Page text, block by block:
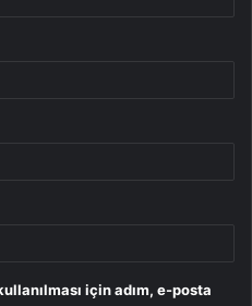
için adım, e-posta